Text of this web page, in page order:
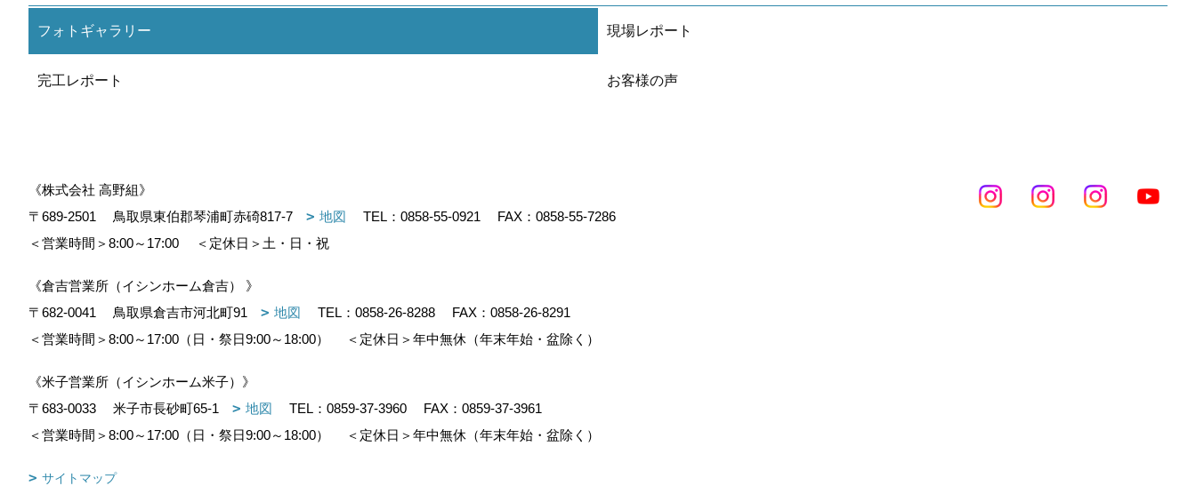
フォトギャラリー 現場レポート
完工レポート お客様の声
《株式会社 高野組》
〒689-2501
鳥取県東伯郡琴浦町赤碕817-7 地図 TEL： 0858-55-0921
FAX：0858-55-7286
＜営業時間＞8:00～17:00
＜定休日＞土・日・祝
《倉吉営業所（イシンホーム倉吉） 》
〒682-0041
鳥取県倉吉市河北町91 地図 TEL： 0858-26-8288
FAX：0858-26-8291
＜営業時間＞8:00～17:00（日・祭日9:00～18:00）
＜定休日＞年中無休（年末年始・盆除く）
《米子営業所（イシンホーム米子）》
〒683-0033
米子市長砂町65-1 地図 TEL： 0859-37-3960
FAX：0859-37-3961
＜営業時間＞8:00～17:00（日・祭日9:00～18:00）
＜定休日＞年中無休（年末年始・盆除く）
サイトマップ